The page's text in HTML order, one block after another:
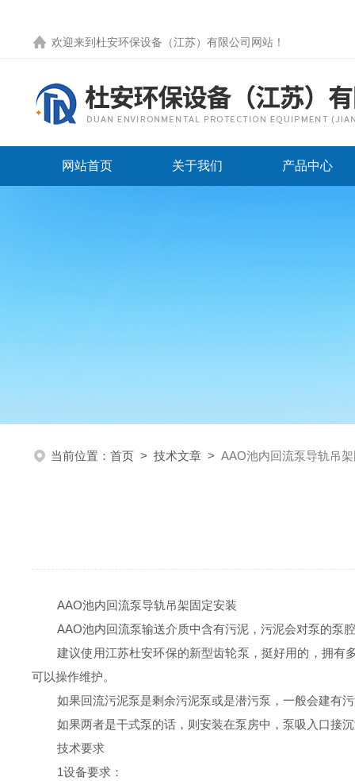
欢迎来到 杜安环保设备（江苏）有限公司网站 ！
网站首页 关于我们 产品中心
当前位置： 首页 > 技术文章 > AAO池内回流泵导轨吊
AAO池内回流泵导轨吊架固定安装
AAO池内回流泵输送介质中含有污泥，污泥会对泵的泵
建议使用江苏杜安环保的新型齿轮泵，挺好用的，拥有
可以操作维护。
如果回流污泥泵是剩余污泥泵或是潜污泵，一般会建有
如果两者是干式泵的话，则安装在泵房中，泵吸入口接
技术要求
1设备要求：